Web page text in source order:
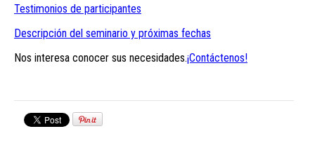
Testimonios de participantes
Descripción del seminario y próximas fechas
Nos interesa conocer sus necesidades.¡Contáctenos!